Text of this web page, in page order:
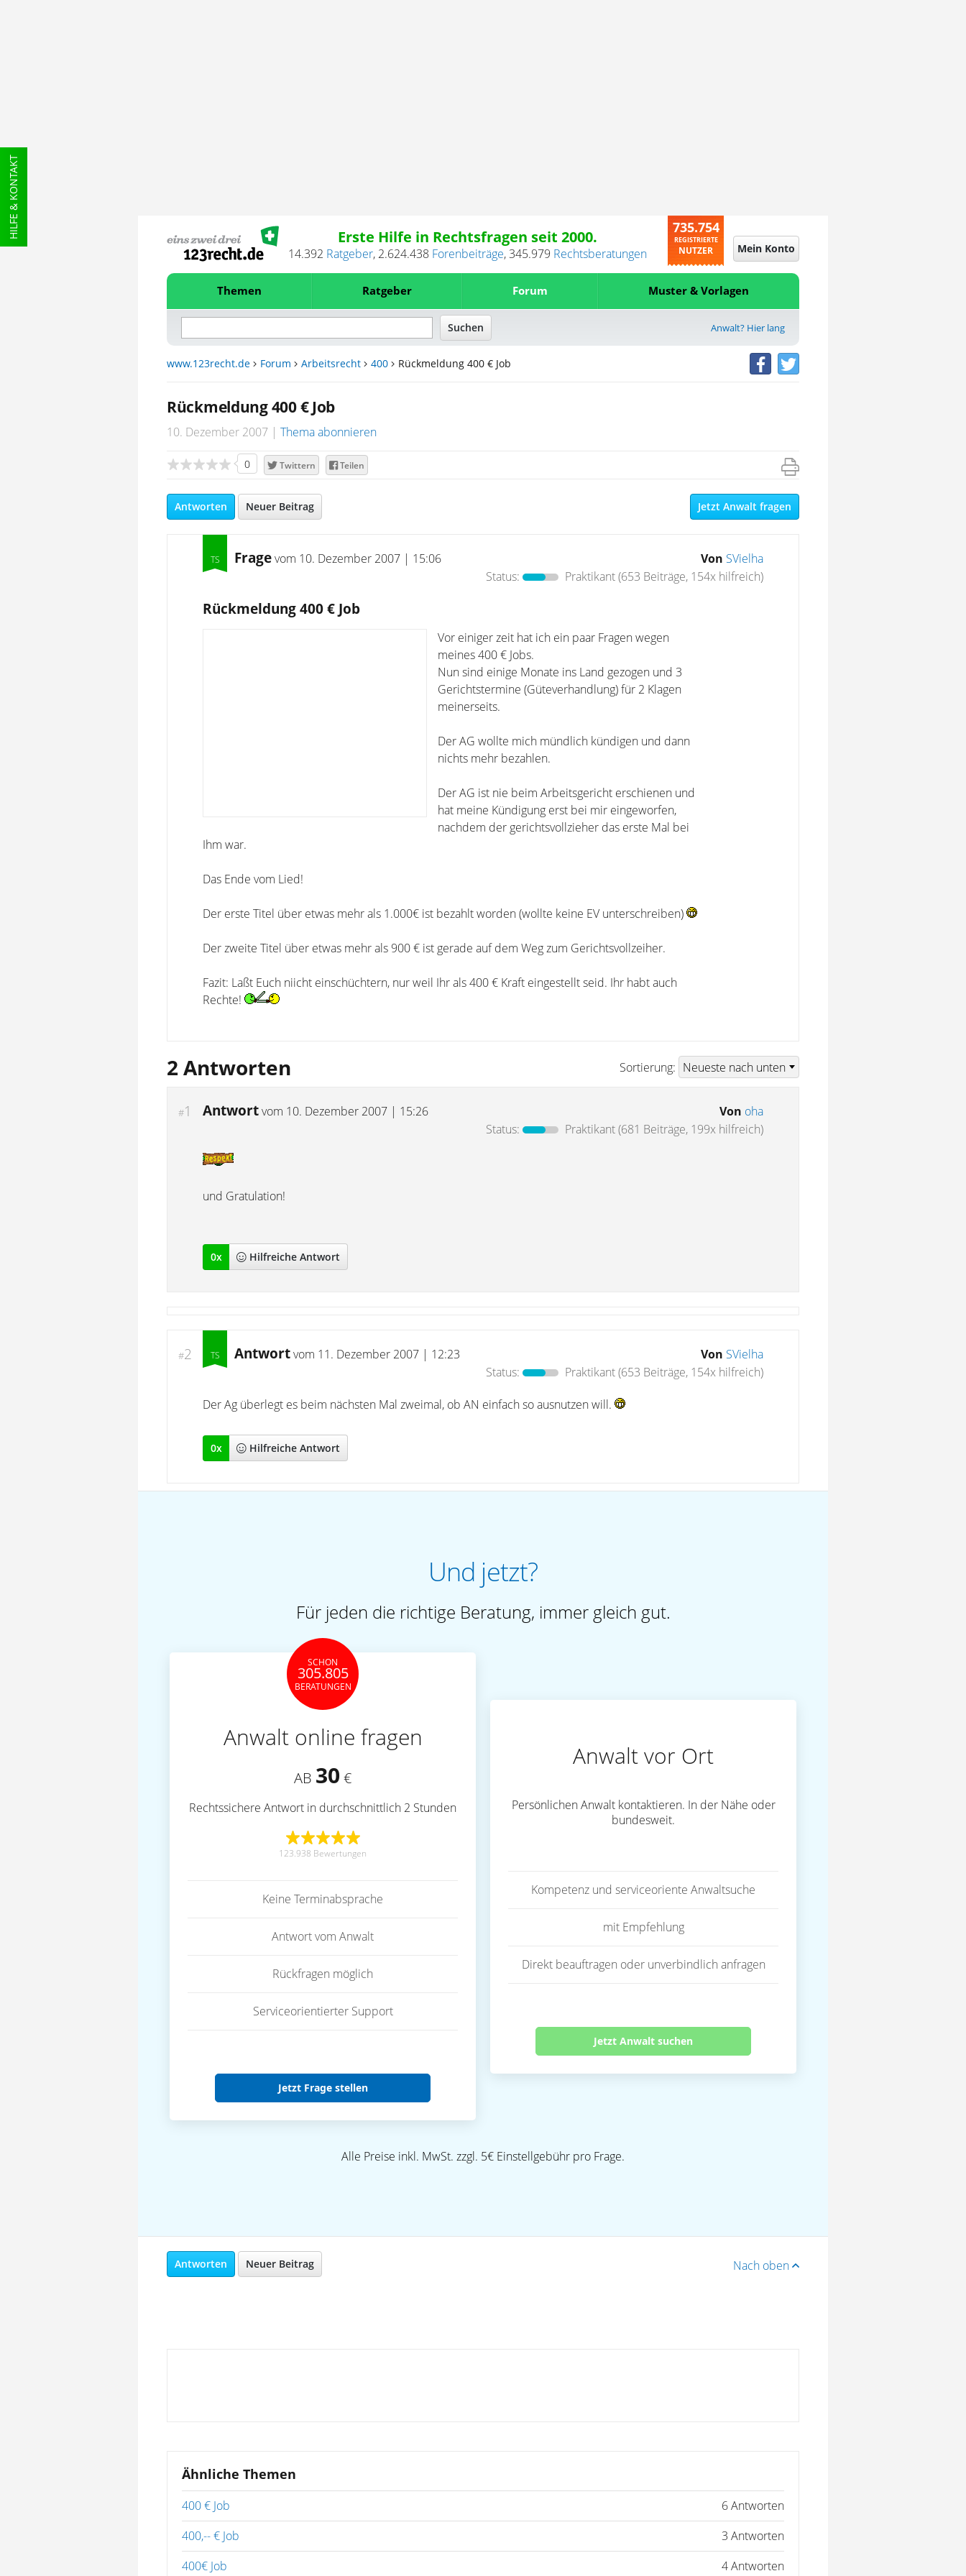
HILFE & KONTAKT Erste Hilfe in Rechtsfragen seit 2000.
14.392 Ratgeber, 2.624.438 Forenbeiträge,345.979 Rechtsberatungen
735.754
REGISTRIERTE
NUTZER Mein Konto
Themen Ratgeber Forum Muster & Vorlagen
Anwalt? Hier lang
www.123recht.de Forum Arbeitsrecht 400 Rückmeldung 400 € Job
Rückmeldung 400 € Job
10. Dezember 2007 Thema abonnieren
0 Twittern Teilen
Antworten Neuer Beitrag Jetzt Anwalt fragen
Fragevom 10. Dezember 2007 | 15:06 Von SVielha
Status:
Praktikant(653 Beiträge, 154x hilfreich)
Rückmeldung 400 € Job
Vor einiger zeit hat ich ein paar Fragen wegen
meines 400 € Jobs.
Nun sind einige Monate ins Land gezogen und 3
Gerichtstermine (Güteverhandlung) für 2 Klagen
meinerseits.
Der AG wollte mich mündlich kündigen und dann
nichts mehr bezahlen.
Der AG ist nie beim Arbeitsgericht erschienen und
hat meine Kündigung erst bei mir eingeworfen,
nachdem der gerichtsvollzieher das erste Mal bei
Ihm war.
Das Ende vom Lied!
Der erste Titel über etwas mehr als 1.000€ ist bezahlt worden (wollte keine EV unterschreiben)
Der zweite Titel über etwas mehr als 900 € ist gerade auf dem Weg zum Gerichtsvollzeiher.
Fazit: Laßt Euch niicht einschüchtern, nur weil Ihr als 400 € Kraft eingestellt seid. Ihr habt auch
Rechte!
2 Antworten Sortierung:
#1 Antwortvom 10. Dezember 2007 | 15:26 Von oha
Status:
Praktikant(681 Beiträge, 199x hilfreich)
und Gratulation!
0x Hilfreiche Antwort
#2 Antwortvom 11. Dezember 2007 | 12:23 Von SVielha
Status:
Praktikant(653 Beiträge, 154x hilfreich)
Der Ag überlegt es beim nächsten Mal zweimal, ob AN einfach so ausnutzen will.
0x Hilfreiche Antwort
Und jetzt?
Für jeden die richtige Beratung, immer gleich gut.
SCHON
305.805
BERATUNGEN
Anwalt online fragen
AB 30 €
Rechtssichere Antwort in durchschnittlich 2 Stunden
123.938 Bewertungen
Keine Terminabsprache
Antwort vom Anwalt
Rückfragen möglich
Serviceorientierter Support
Jetzt Frage stellen
Anwalt vor Ort
Persönlichen Anwalt kontaktieren. In der Nähe oder
bundesweit.
Kompetenz und serviceoriente Anwaltsuche
mit Empfehlung
Direkt beauftragen oder unverbindlich anfragen
Jetzt Anwalt suchen
Alle Preise inkl. MwSt. zzgl. 5€ Einstellgebühr pro Frage.
Nach oben
Antworten Neuer Beitrag
Ähnliche Themen
400 € Job
6 Antworten
400,-- € Job
3 Antworten
400€ Job
4 Antworten